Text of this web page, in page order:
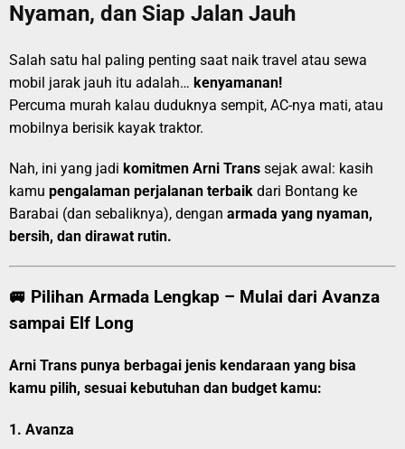
Nyaman, dan Siap Jalan Jauh
Salah satu hal paling penting saat naik travel atau sewa
mobil jarak jauh itu adalah… kenyamanan!
Percuma murah kalau duduknya sempit, AC-nya mati, atau
mobilnya berisik kayak traktor.
Nah, ini yang jadi komitmen Arni Trans sejak awal: kasih
kamu pengalaman perjalanan terbaik dari Bontang ke
Barabai (dan sebaliknya), dengan armada yang nyaman,
bersih, dan dirawat rutin.
🚐 Pilihan Armada Lengkap – Mulai dari Avanza
sampai Elf Long
Arni Trans punya berbagai jenis kendaraan yang bisa
kamu pilih, sesuai kebutuhan dan budget kamu:
1. Avanza